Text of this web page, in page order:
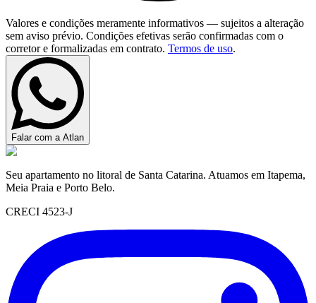
Valores e condições meramente informativos — sujeitos a alteração
sem aviso prévio. Condições efetivas serão confirmadas com o
corretor e formalizadas em contrato. Termos de uso.
Falar com a Atlan
Seu apartamento no litoral de Santa Catarina. Atuamos em Itapema,
Meia Praia e Porto Belo.
CRECI 4523-J